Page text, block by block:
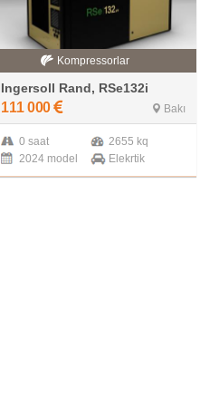
Kompressorlar
Ingersoll Rand, RSe132i
111 000 Bakı
0 saat
2655 kq
2024 model
Elekrtik